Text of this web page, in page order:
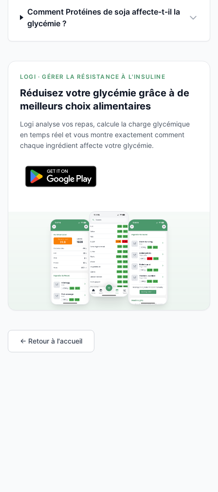
Comment Protéines de soja affecte-t-il la
glycémie ?
LOGI · GÉRER LA RÉSISTANCE À L'INSULINE
Réduisez votre glycémie grâce à de
meilleurs choix alimentaires
Logi analyse vos repas, calcule la charge glycémique
en temps réel et vous montre exactement comment
chaque ingrédient affecte votre glycémie.
← Retour à l'accueil